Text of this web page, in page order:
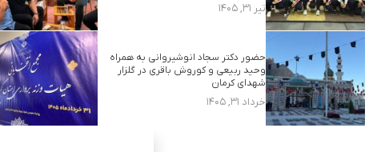
تیر ۳۱, ۱۴۰۵
حضور دکتر سجاد انوشیروانی به همراه
وحید ربیعی و کوروش باقری در گلزار
شهدای کرمان
خرداد ۳۱, ۱۴۰۵